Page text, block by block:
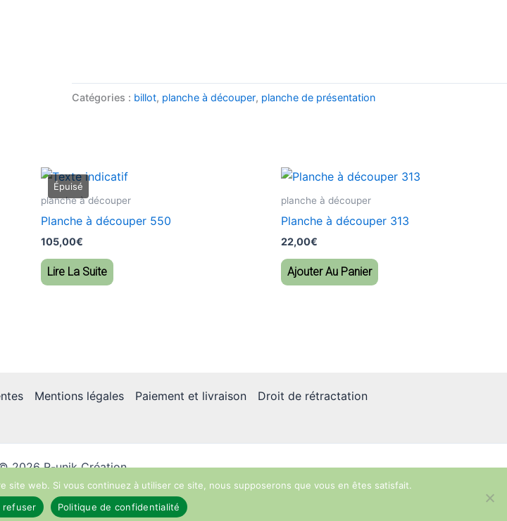
Catégories : billot, planche à découper, planche de présentation
planche à découper
Planche à découper 550
105,00€
Lire La Suite
planche à découper
Planche à découper 313
22,00€
Ajouter Au Panier
Mentions légales Paiement et livraison Droit de rétractation
2026 R-unik Création
web. Si vous continuez à utiliser ce site, nous supposerons que vous en êtes satisfait.
refuser Politique de confidentialité